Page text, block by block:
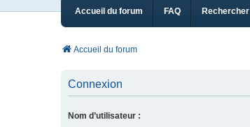
Accueil du forum FAQ Rechercher
Accueil du forum
Connexion
Nom d’utilisateur :